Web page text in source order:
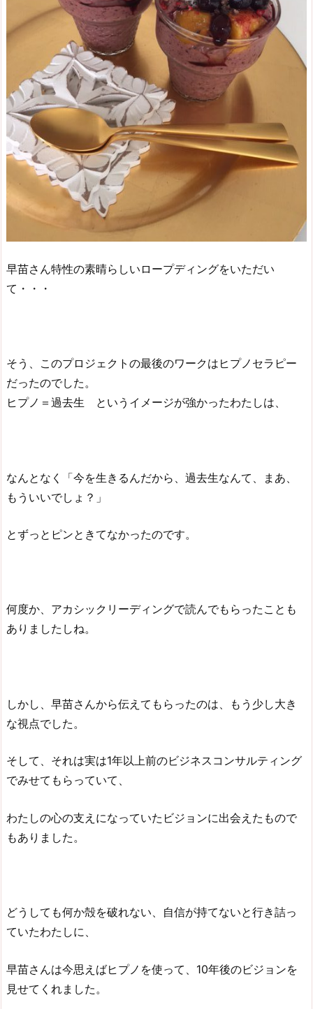
早苗さん特性の素晴らしいロープディングをいただい
て・・・
そう、このプロジェクトの最後のワークはヒプノセラピー
だったのでした。
ヒプノ＝過去生 というイメージが強かったわたしは、
なんとなく「今を生きるんだから、過去生なんて、まあ、
もういいでしょ？」
とずっとピンときてなかったのです。
何度か、アカシックリーディングで読んでもらったことも
ありましたしね。
しかし、早苗さんから伝えてもらったのは、もう少し大き
な視点でした。
そして、それは実は1年以上前のビジネスコンサルティング
でみせてもらっていて、
わたしの心の支えになっていたビジョンに出会えたもので
もありました。
どうしても何か殻を破れない、自信が持てないと行き詰っ
ていたわたしに、
早苗さんは今思えばヒプノを使って、10年後のビジョンを
見せてくれました。